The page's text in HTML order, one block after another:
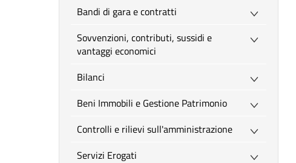
Bandi di gara e contratti
Sovvenzioni, contributi, sussidi e
vantaggi economici
Bilanci
Beni Immobili e Gestione Patrimonio
Controlli e rilievi sull'amministrazione
Servizi Erogati